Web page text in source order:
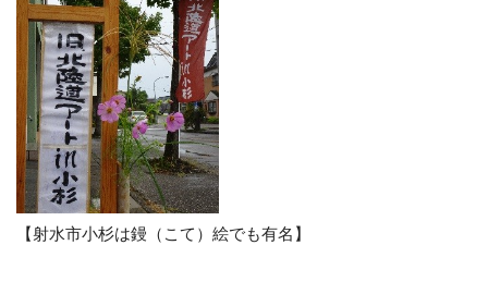
【射水市小杉は鏝（こて）絵でも有名】